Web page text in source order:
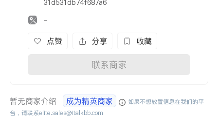
31d531db74f687a6
-
点赞 分享 收藏
联系商家
暂无商家介绍 成为精英商家
如果不想放置信息在我们的平
台，请联系elite.sales@italkbb.com